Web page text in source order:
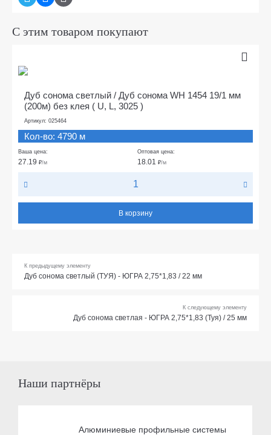
С этим товаром покупают
Дуб сонома светлый / Дуб сонома WH 1454 19/1 мм
(200м) без клея ( U, L, 3025 )
Артикул: 025464
Кол-во: 4790 м
Ваша цена:
27.19 ₽/м
Оптовая цена:
18.01 ₽/м
В корзину
К предыдущему элементу
Дуб сонома светлый (ТУЯ) - ЮГРА 2,75*1,83 / 22 мм
К следующему элементу
Дуб сонома светлая - ЮГРА 2,75*1,83 (Туя) / 25 мм
Наши партнёры
Алюминиевые профильные системы